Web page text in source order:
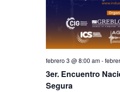
febrero 3 @ 8:00 am-
3er. Encuentro
Segura